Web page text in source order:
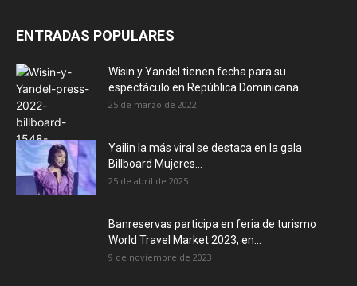
ENTRADAS POPULARES
Wisin y Yandel tienen fecha para su
espectáculo en República Dominicana
25 de marzo de 2022
Yailin la más viral se destaca en la gala
Billboard Mujeres...
25 de abril de 2025
Banreservas participa en feria de turismo
World Travel Market 2023, en...
9 de noviembre de 2023